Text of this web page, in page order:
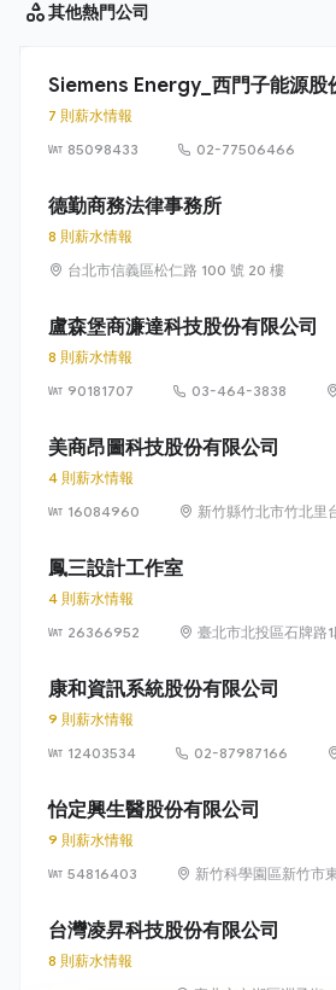
其他熱門公司
Siemens Energy_西門子能源股
7 則薪水情報
85098433
02-77506466
德勤商務法律事務所
8 則薪水情報
台北市信義區松仁路 100 號 20 樓
盧森堡商濂達科技股份有限公司
8 則薪水情報
90181707
03-464-3838
美商昂圖科技股份有限公司
4 則薪水情報
16084960
新竹縣竹北市竹北里
鳳三設計工作室
4 則薪水情報
26366952
臺北市北投區石牌路
康和資訊系統股份有限公司
9 則薪水情報
12403534
02-87987166
怡定興生醫股份有限公司
9 則薪水情報
54816403
新竹科學園區新竹市
台灣凌昇科技股份有限公司
8 則薪水情報